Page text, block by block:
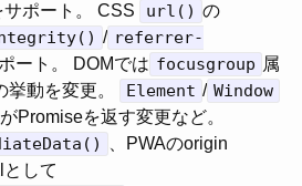
サポート。 CSS url() の
/ referrer-
ート。 DOMでは focusgroup 属
挙動を変更。 Element / Window
Promiseを返す変更など。
、PWAのorigin
して